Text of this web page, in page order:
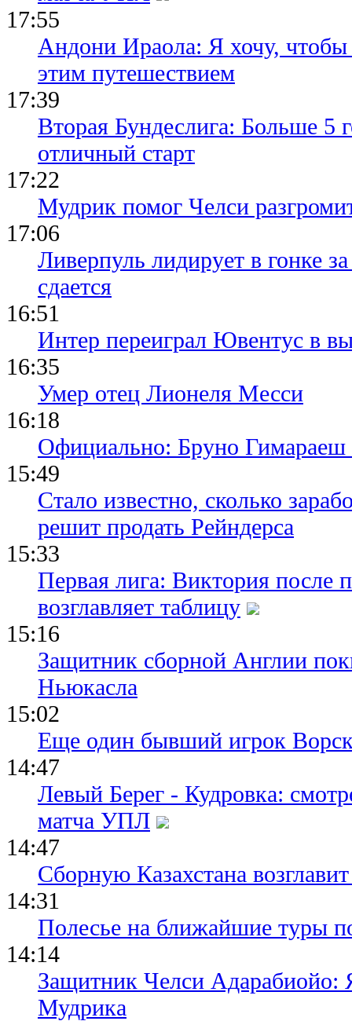
17:55
Андони Ираола: Я хочу, чтобы
этим путешествием
17:39
Вторая Бундеслига: Больше 5
отличный старт
17:22
Мудрик помог Челси
17:06
Ливерпуль лидирует в гонке
сдается
16:51
Интер переиграл Ювентус в
16:35
Умер отец Лионеля Месси
16:18
Официально: Бруно Гимараеш
15:49
Стало известно, сколько
решит продать Рейндерса
15:33
Первая лига: Виктория после
возглавляет таблицу
15:16
Защитник сборной Англии
Ньюкасла
15:02
Еще один бывший игрок
14:47
Левый Берег - Кудровка:
матча УПЛ
14:47
Сборную Казахстана
14:31
Полесье на ближайшие туры
14:14
Защитник Челси Адарабиойо:
Мудрика